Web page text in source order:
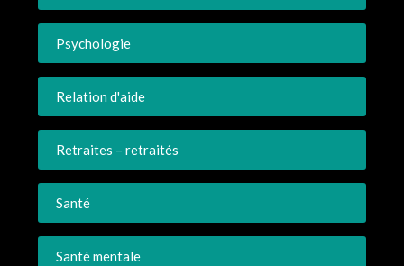
Psychologie
Relation d'aide
Retraites – retraités
Santé
Santé mentale